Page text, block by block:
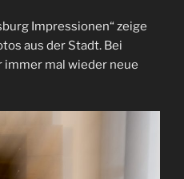
Impressionen“ zeige
aus der Stadt. Bei
mal wieder neue